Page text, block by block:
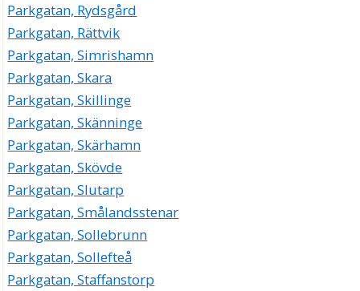
Parkgatan, Rydsgård
Parkgatan, Rättvik
Parkgatan, Simrishamn
Parkgatan, Skara
Parkgatan, Skillinge
Parkgatan, Skänninge
Parkgatan, Skärhamn
Parkgatan, Skövde
Parkgatan, Slutarp
Parkgatan, Smålandsstenar
Parkgatan, Sollebrunn
Parkgatan, Sollefteå
Parkgatan, Staffanstorp